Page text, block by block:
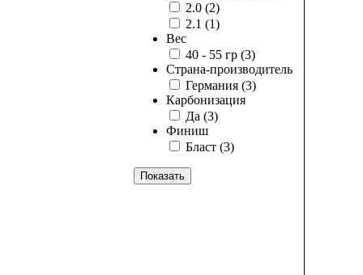
2.0 (2)
2.1 (1)
Вес
40 - 55 гр (3)
Страна-производитель
Германия (3)
Карбонизация
Да (3)
Финиш
Бласт (3)